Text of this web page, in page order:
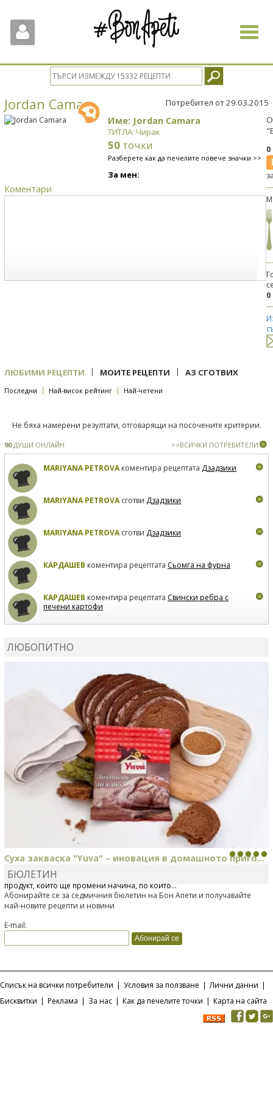
Toggle
Jordan Camara Потребител от 29.03.2015
Име: Jordan Camara
ТИТЛА: Чирак
50 точки
Разберете как да печелите повече значки >>
За мен:
Коментари
0
ЛЮБИМИ РЕЦЕПТИ | МОИТЕ РЕЦЕПТИ | АЗ СГОТВИХ
Последни | Най-висок рейтинг | Най-четени
Не бяха намерени резултати, отговарящи на посочените критерии.
90ДУШИ ОНЛАЙН >>ВСИЧКИ ПОТРЕБИТЕЛИ
MARIYANA PETROVAкоментира рецептата Дзадзики
MARIYANA PETROVAсготви Дзадзики
MARIYANA PETROVAсготви Дзадзики
КАРДАШЕВ коментира рецептата Сьомга на фурна
КАРДАШЕВ коментира рецептата Свински ребра с
печени картофи
ЛЮБОПИТНО
Суха закваска "Yuva" – иновация в домашното приго...
Отскоро Лесафр България стартира предлагането на изцяло нов
продукт, който ще промени начина, по който...
БЮЛЕТИН
Абонирайте се за седмичния бюлетин на Бон Апети и получавайте
най-новите рецепти и новини
E-mail:
Списък на всички потребители | Условия за ползване | Лични данни |
Бисквитки | Реклама | За нас | Как да печелите точки | Карта на сайта